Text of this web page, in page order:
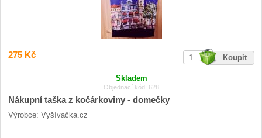
275 Kč
Skladem
Objednací kód: 628
Nákupní taška z kočárkoviny - domečky
Výrobce: Vyšívačka.cz